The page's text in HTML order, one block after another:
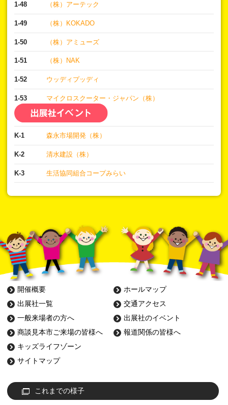
1-48 （株）アーテック
1-49 （株）KOKADO
1-50 （株）アミューズ
1-51 （株）NAK
1-52 ウッディプッディ
1-53 マイクロスクーター・ジャパン（株）
K-1 森永市場開発（株）
K-2 清水建設（株）
K-3 生活協同組合コープみらい
開催概要
ホールマップ
出展社一覧
交通アクセス
一般来場者の方へ
出展社のイベント
商談見本市ご来場の皆様へ
報道関係の皆様へ
キッズライフゾーン
サイトマップ
これまでの様子